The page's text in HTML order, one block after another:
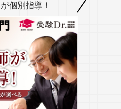
個別指導！